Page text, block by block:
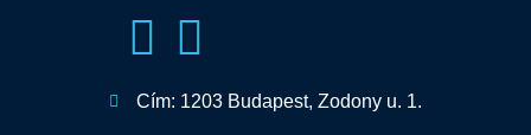
Cím: 1203 Budapest, Zodony u. 1.